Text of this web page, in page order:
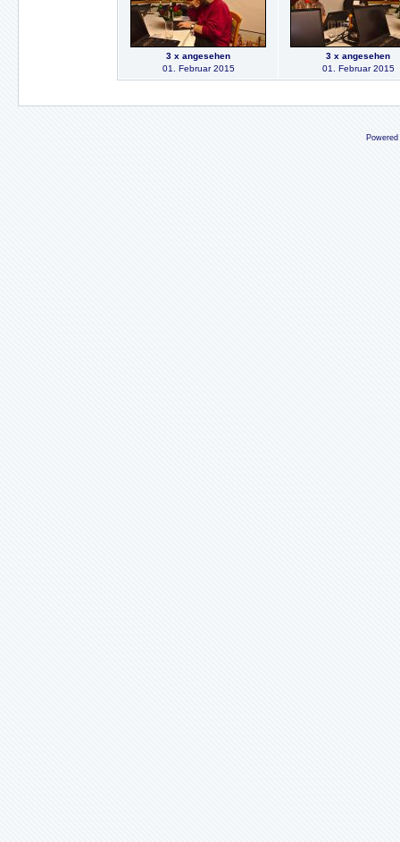
3 x angesehen
01. Februar 2015
3 x angesehen
01. Februar 2015